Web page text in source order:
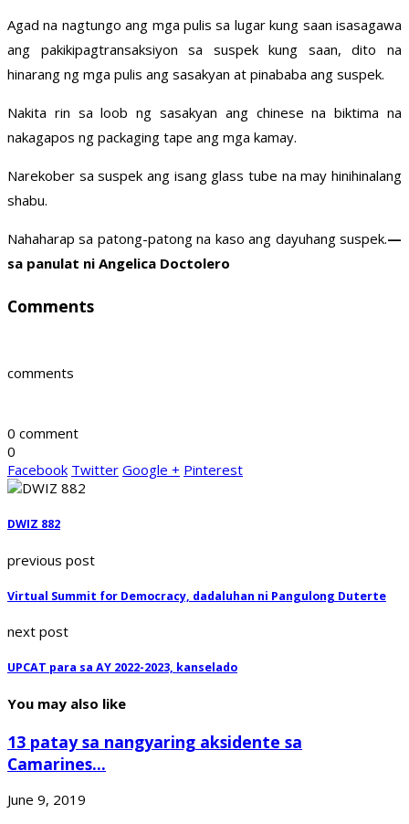
Agad na nagtungo ang mga pulis sa lugar kung saan isasagawa
ang pakikipagtransaksiyon sa suspek kung saan, dito na
hinarang ng mga pulis ang sasakyan at pinababa ang suspek.
Nakita rin sa loob ng sasakyan ang chinese na biktima na
nakagapos ng packaging tape ang mga kamay.
Narekober sa suspek ang isang glass tube na may hinihinalang
shabu.
Nahaharap sa patong-patong na kaso ang dayuhang suspek.—
sa panulat ni Angelica Doctolero
Comments
comments
0 comment
0
Facebook Twitter Google + Pinterest
DWIZ 882
previous post
Virtual Summit for Democracy, dadaluhan ni Pangulong Duterte
next post
UPCAT para sa AY 2022-2023, kanselado
You may also like
13 patay sa nangyaring aksidente sa
Camarines...
June 9, 2019